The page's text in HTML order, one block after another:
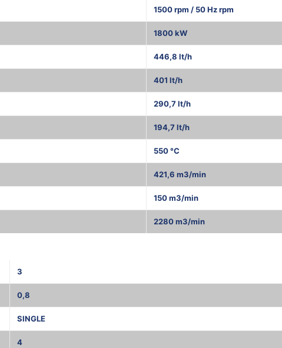
1500 rpm / 50 Hz rpm
1800 kW
446,8 lt/h
401 lt/h
290,7 lt/h
194,7 lt/h
550 °C
421,6 m3/min
150 m3/min
2280 m3/min
3
0,8
SINGLE
4